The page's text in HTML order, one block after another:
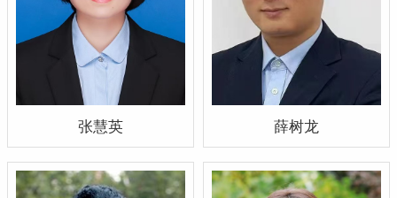
张慧英 薛树龙